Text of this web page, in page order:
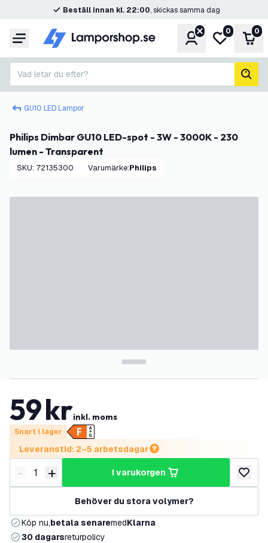
Beställ innan kl. 22:00, skickas samma dag
Meny KontoMin0 0
Vad letar du efter?
sök
GU10 LED Lampor
Philips Dimbar GU10 LED-spot - 3W - 3000K - 230
lumen - Transparent
SKU: 72135300 Varumärke: Philips
59krinkl. moms
Snart i lager
Leveranstid: 2–5 arbetsdagar
Minska antal
- Öka antal
+ i varukorgen
lägg
Behöver du stora volymer?
Köp nu,betala senaremedKlarna
30 dagarsreturpolicy